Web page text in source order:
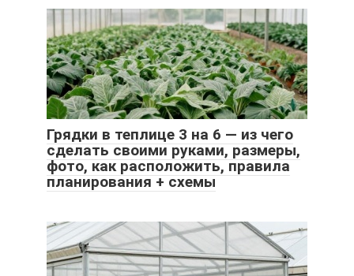
Грядки в теплице 3 на 6 — из чего
сделать своими руками, размеры,
фото, как расположить, правила
планирования + схемы